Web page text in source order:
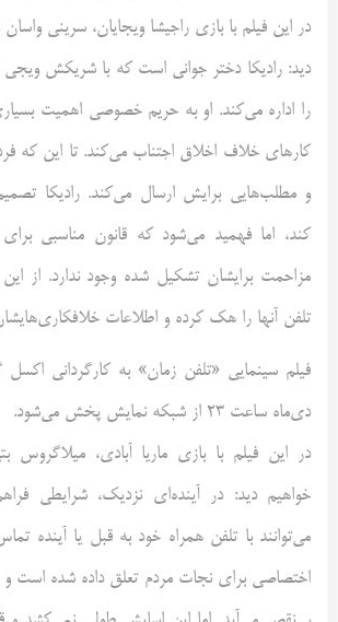
در این فیلم با بازی راجیشا ویجایان، سرینی
دید: رادیکا دختر جوانی است که با شریکش
را اداره می‌کند. او به حریم خصوصی اهمیت
کارهای خلاف اخلاق اجتناب می‌کند. تا این که
و مطلب‌هایی برایش ارسال می‌کند. رادیکا
کند، اما فهمید می‌شود که قانون مناسبی برای
مزاحمت برایشان تشکیل شده وجود ندارد. از
تلفن آنها را هک کرده و اطلاعات
دی‌ماه ساعت 23 از شبکه نمایش پخش می‌شود.
در این فیلم با بازی ماریا آبادی، میلاگروس
خواهیم دید: در آینده‌ای نزدیک، شرایطی
می‌توانند با تلفن همراه خود به قبل یا آینده
اختصاصی برای نجات مردم تعلق داده شده است و